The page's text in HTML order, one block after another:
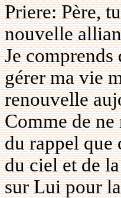
Priere: Père,
nouvelle
Je
gérer ma vie
renouvelle
Comme de
du rappel que
du ciel et de
sur Lui pour